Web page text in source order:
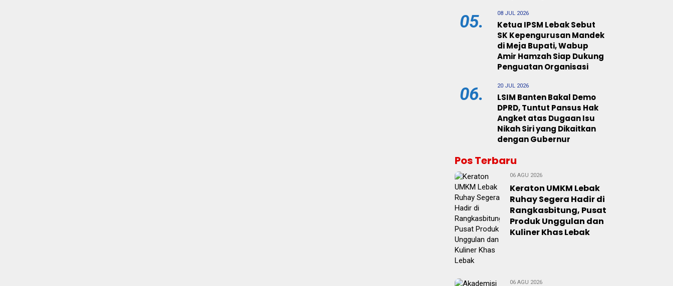
05. 08 JUL 2026
Ketua IPSM Lebak Sebut
SK Kepengurusan Mandek
di Meja Bupati, Wabup
Amir Hamzah Siap Dukung
Penguatan Organisasi
06. 20 JUL 2026
LSIM Banten Bakal Demo
DPRD, Tuntut Pansus Hak
Angket atas Dugaan Isu
Nikah Siri yang Dikaitkan
dengan Gubernur
Pos Terbaru
06 AGU 2026
Keraton UMKM Lebak
Ruhay Segera Hadir di
Rangkasbitung, Pusat
Produk Unggulan dan
Kuliner Khas Lebak
06 AGU 2026